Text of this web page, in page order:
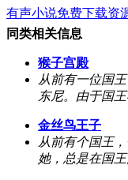
有声小说免费下载资
同类相关信息
猴子宫殿
从前有一位国
东尼。由于国
金丝鸟王子
从前有个国王
她，总是在国